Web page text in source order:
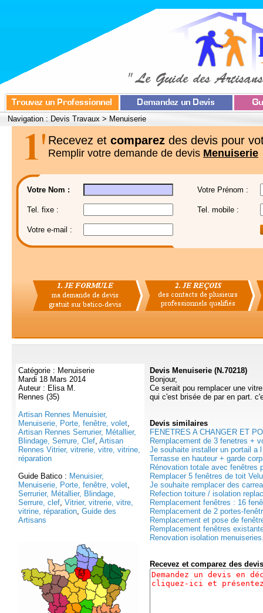
Navigation : Devis Travaux > Menuiserie
Recevez et comparez des devis pour
Remplir votre demande de devis Menuiserie
Votre Nom : Votre Prénom :
Tel. fixe : Tel. mobile :
Votre e-mail :
Catégorie : Menuiserie
Mardi 18 Mars 2014
Auteur : Elisa M.
Rennes (35)
Artisan Rennes Menuisier,
Menuiserie, Porte, fenêtre, volet,
Artisan Rennes Serrurier, Métallier,
Blindage, Serrure, Clef, Artisan
Rennes Vitrier, vitrerie, vitre, vitrine,
réparation
Guide Batico : Menuisier,
Menuiserie, Porte, fenêtre, volet,
Serrurier, Métallier, Blindage,
Serrure, clef, Vitrier, vitrerie, vitre,
vitrine, réparation, Guide des
Artisans
Devis Menuiserie (N.70218)
Bonjour,
Ce serait pou remplacer une
qui c'est brisée de par en part.
Devis similaires
FENETRES A CHANGER ET
Remplacement de 3 fenetres +
Je souhaite installer un portail a
Terrasse en hauteur + garde
Rénovation totale avec fenêtres
Remplacer 5 fenêtres de toit
Je souhaite remplacer des
Refection toiture / isolation
Remplacement fenêtres : 16
Remplacement de 2 portes-
Remplacement et pose de
Remplacement fenêtres
Renovation isolation
Recevez et comparez des